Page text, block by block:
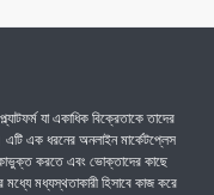
যা একাধিক বিক্রেতাকে তাদের
এক ধরনের অনলাইন মার্কেটপ্লেস
করতে এবং ভোক্তাদের কাছে
মধ্যস্থতাকারী হিসাবে কাজ করে